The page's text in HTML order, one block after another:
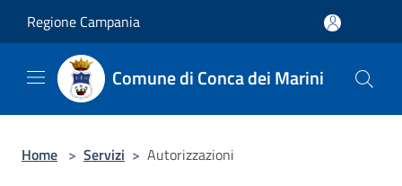
Regione Campania
Comune di Conca dei Marini
Home > Servizi > Autorizzazioni